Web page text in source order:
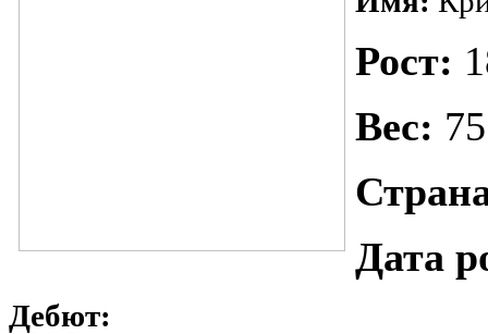
Рост:
Вес:
Дата
Дебют: